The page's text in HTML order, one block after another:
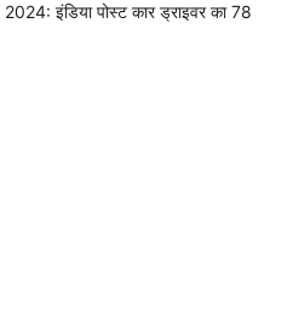
इंडिया पोस्ट कार ड्राइवर का 78